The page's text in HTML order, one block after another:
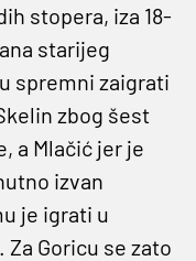
stopera, iza 18-
starijeg
spremni zaigrati
zbog šest
a Mlačić jer je
izvan
je igrati u
Goricu se zato